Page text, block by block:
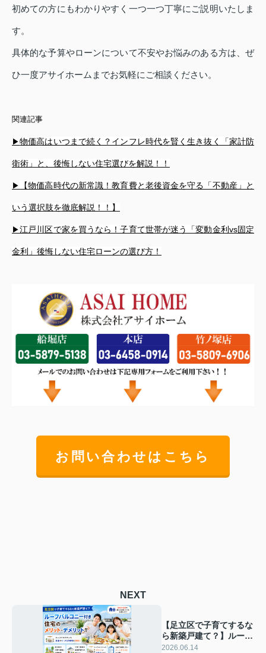
初めての方にもわかりやすく一つ一つ丁寧にご説明いたしま
す。
具体的な予算やローンについて不安やお悩みのある方は、ぜ
ひ一度アサイホームまでお気軽にご相談ください。
関連記事
▶物価高はいつまで続く？インフレ時代を賢く生き抜く「家計防
衛術」と、後悔しない住宅選びを解説！！
▶ 【物価高時代の新常識！教育費と老後資金を守る「不動産」と
いう選択肢を徹底解説！！】
▶江戸川区で家を買うなら！子育て世帯が迷う「変動金利vs固定
金利」後悔しない住宅ローンの選び方！
お問い合わせはこちら
NEXT
【足立区で子育てするな
ら新築戸建て？】ルーフ
バルコニー付き住宅のメ
2026.06.14